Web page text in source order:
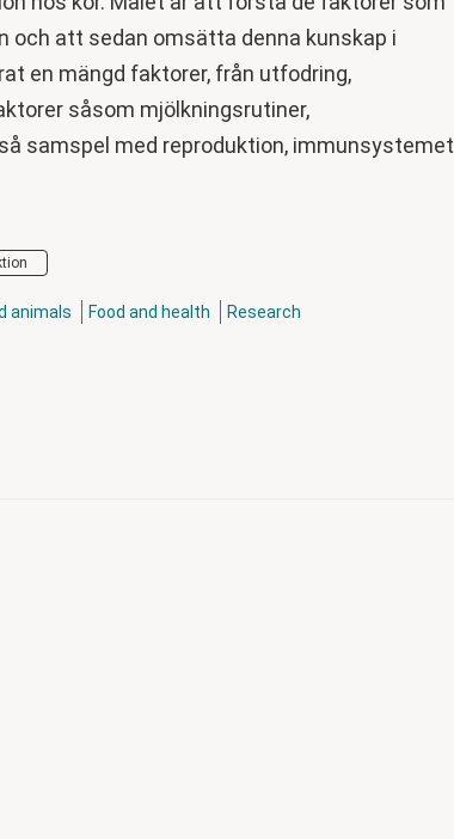
och att sedan omsätta denna kunskap i
en mängd faktorer, från utfodring,
såsom mjölkningsrutiner,
samspel med reproduktion, immunsystemet
animals Food and health Research